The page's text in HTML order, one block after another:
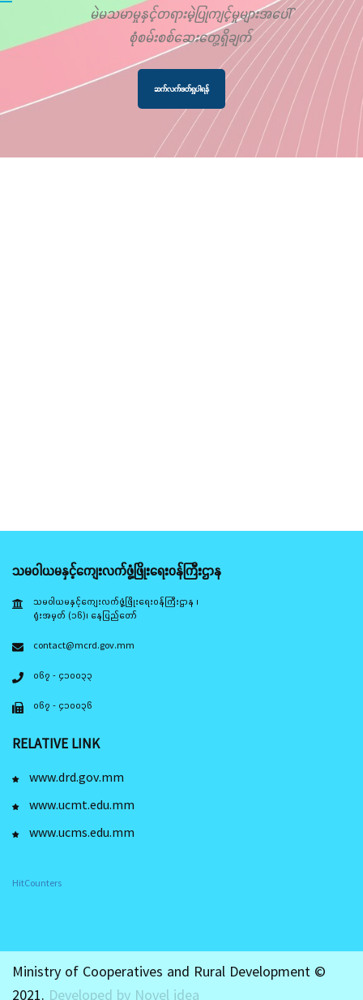
မဲမသမာမှုနှင့်တရားမဲ့ပြုကျင့်မှုများအပေါ်
စုံစမ်းစစ်ဆေးတွေ့ရှိချက်
ဆက်လက်ဖတ်ရှုပါရန်
သမဝါယမနှင့်ကျေးလက်ဖွံ့ဖြိုးရေးဝန်ကြီးဌာန
သမဝါယမနှင့်ကျေးလက်ဖွံ့ဖြိုးရေးဝန်ကြီးဌာန ၊
ရုံးအမှတ် (၁၆)၊ နေပြည်တော်
contact@mcrd.gov.mm
၀၆၇ - ၄၁၀၀၃၃
၀၆၇ - ၄၁၀၀၃၆
RELATIVE LINK
www.drd.gov.mm
www.ucmt.edu.mm
www.ucms.edu.mm
HitCounters
Ministry of Cooperatives and Rural Development ©
2021. Developed by Novel idea